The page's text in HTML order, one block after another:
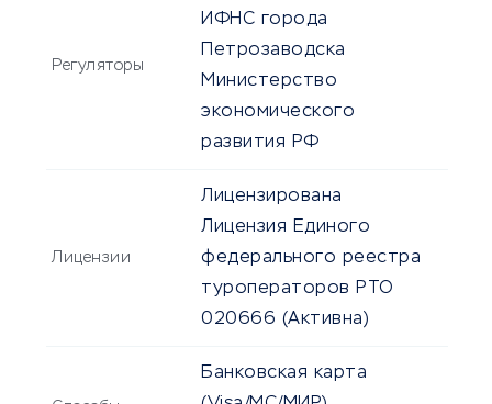
Регуляторы
ИФНС города
Петрозаводска
Министерство
экономического
развития РФ
Лицензии
Лицензирована
Лицензия Единого
федерального реестра
туроператоров РТО
020666 (Активна)
Банковская карта